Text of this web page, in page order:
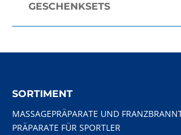
GESCHENKSETS
SORTIMENT
MASSAGEPRÄPARATE UND
PRÄPARATE FÜR SPORTLER